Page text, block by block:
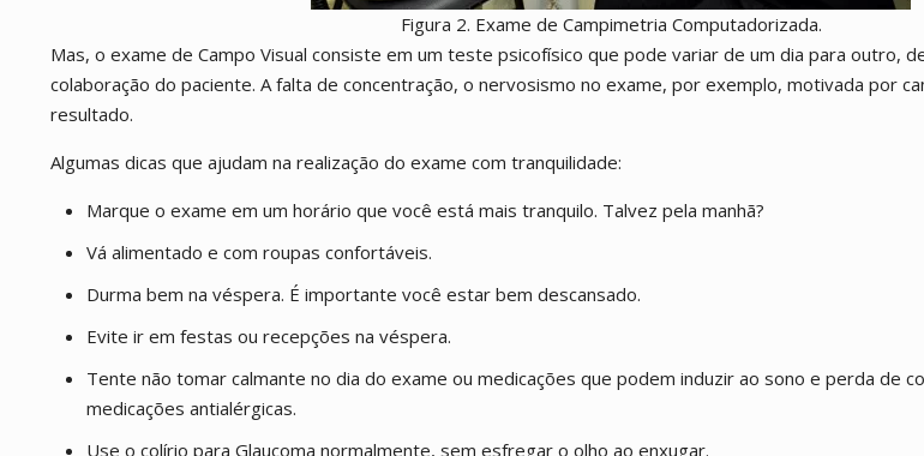
Figura 2. Exame de Campimetria Computadorizada.
Mas, o exame de Campo Visual consiste em um teste psicofísico que pode variar de um dia para outro,
colaboração do paciente. A falta de concentração, o nervosismo no exame, por exemplo, motivada por
resultado.
Algumas dicas que ajudam na realização do exame com tranquilidade:
Marque o exame em um horário que você está mais tranquilo. Talvez pela manhã?
Vá alimentado e com roupas confortáveis.
Durma bem na véspera. É importante você estar bem descansado.
Evite ir em festas ou recepções na véspera.
Tente não tomar calmante no dia do exame ou medicações que podem induzir ao sono e perda de
medicações antialérgicas.
Use o colírio para Glaucoma normalmente, sem esfregar o olho ao enxugar.